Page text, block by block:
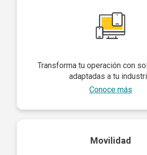
Transforma tu operación con
adaptadas a tu
Conoce más
Movilidad